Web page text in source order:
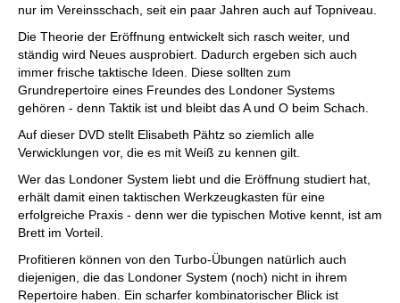
nur im Vereinsschach, seit ein paar Jahren auch auf Topniveau.
Die Theorie der Eröffnung entwickelt sich rasch weiter, und
ständig wird Neues ausprobiert. Dadurch ergeben sich auch
immer frische taktische Ideen. Diese sollten zum
Grundrepertoire eines Freundes des Londoner Systems
gehören - denn Taktik ist und bleibt das A und O beim Schach.
Auf dieser DVD stellt Elisabeth Pähtz so ziemlich alle
Verwicklungen vor, die es mit Weiß zu kennen gilt.
Wer das Londoner System liebt und die Eröffnung studiert hat,
erhält damit einen taktischen Werkzeugkasten für eine
erfolgreiche Praxis - denn wer die typischen Motive kennt, ist am
Brett im Vorteil.
Profitieren können von den Turbo-Übungen natürlich auch
diejenigen, die das Londoner System (noch) nicht in ihrem
Repertoire haben. Ein scharfer kombinatorischer Blick ist